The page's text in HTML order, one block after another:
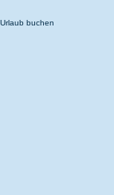
Urlaub buchen